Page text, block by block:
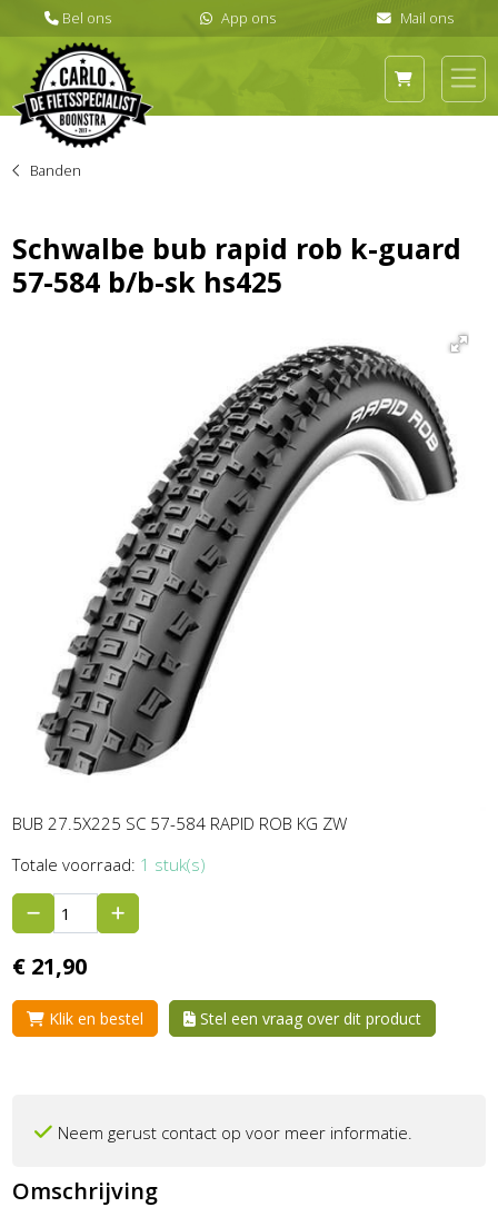
Banden
Schwalbe bub rapid rob k-guard
57-584 b/b-sk hs425
BUB 27.5X225 SC 57-584 RAPID ROB KG ZW
Totale voorraad: 1 stuk(s)
€ 21,90
Klik en bestel Stel een vraag over dit product
Neem gerust contact op voor meer informatie.
Omschrijving